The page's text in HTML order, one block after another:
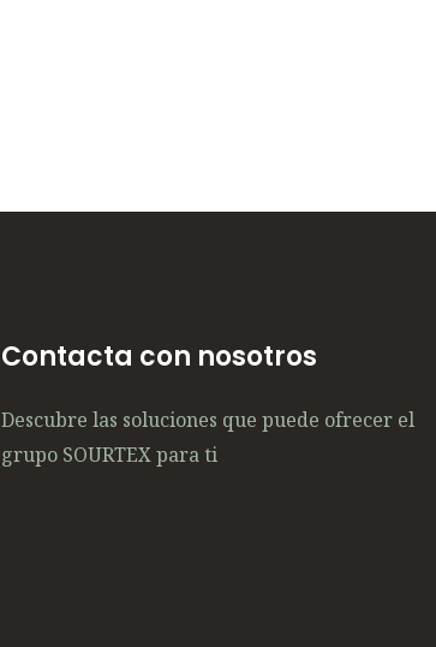
Contacta con nosotros
Descubre las soluciones que puede ofrecer el
grupo SOURTEX para ti